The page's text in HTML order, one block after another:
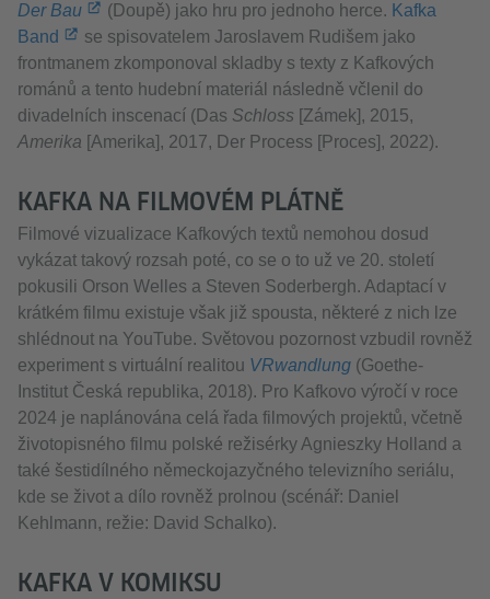
Der Bau
(Doupě) jako hru pro jednoho herce. Kafka
Band
se spisovatelem Jaroslavem Rudišem jako
frontmanem zkomponoval skladby s texty z Kafkových
románů a tento hudební materiál následně včlenil do
divadelních inscenací (Das Schloss [Zámek], 2015,
Amerika [Amerika], 2017, Der Process [Proces], 2022).
KAFKA NA FILMOVÉM PLÁTNĚ
Filmové vizualizace Kafkových textů nemohou dosud
vykázat takový rozsah poté, co se o to už ve 20. století
pokusili Orson Welles a Steven Soderbergh. Adaptací v
krátkém filmu existuje však již spousta, některé z nich lze
shlédnout na YouTube. Světovou pozornost vzbudil rovněž
experiment s virtuální realitou VRwandlung (Goethe-
Institut Česká republika, 2018). Pro Kafkovo výročí v roce
2024 je naplánována celá řada filmových projektů, včetně
životopisného filmu polské režisérky Agnieszky Holland a
také šestidílného německojazyčného televizního seriálu,
kde se život a dílo rovněž prolnou (scénář: Daniel
Kehlmann, režie: David Schalko).
KAFKA V KOMIKSU